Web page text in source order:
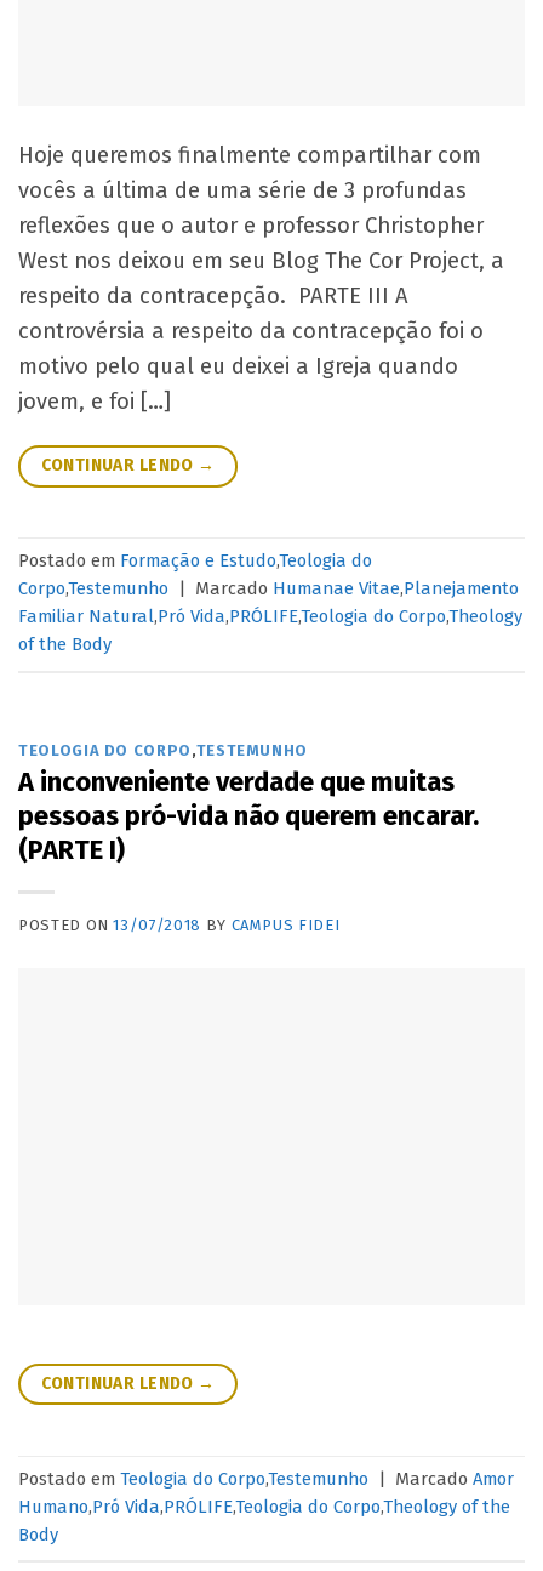
Hoje queremos finalmente compartilhar com
vocês a última de uma série de 3 profundas
reflexões que o autor e professor Christopher
West nos deixou em seu Blog The Cor Project, a
respeito da contracepção. PARTE III A
controvérsia a respeito da contracepção foi o
motivo pelo qual eu deixei a Igreja quando
jovem, e foi […]
CONTINUAR LENDO →
Postado em Formação e Estudo,Teologia do
Corpo,Testemunho Marcado Humanae Vitae,Planejamento
Familiar Natural,Pró Vida,PRÓLIFE,Teologia do Corpo,Theology
of the Body
TEOLOGIA DO CORPO ,TESTEMUNHO
A inconveniente verdade que muitas
pessoas pró-vida não querem encarar.
(PARTE I)
POSTED ON13/07/2018 BY CAMPUS FIDEI
CONTINUAR LENDO →
Postado em Teologia do Corpo,Testemunho | Marcado Amor
Humano,Pró Vida,PRÓLIFE,Teologia do Corpo,Theology of the
Body